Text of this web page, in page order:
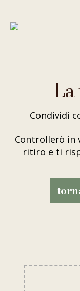
Condividi
Controllerò in
ritiro e ti